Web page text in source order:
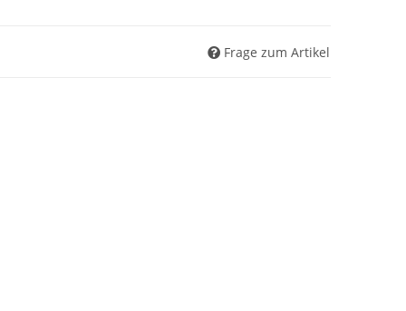
Frage zum Artikel